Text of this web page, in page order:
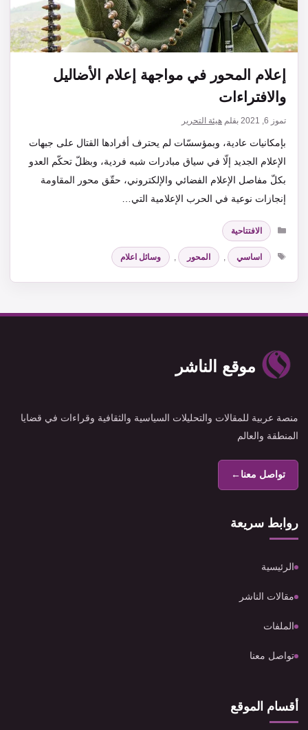
إعلام المحور في مواجهة إعلام الأضاليل
والافتراءات
تموز 6, 2021 بقلم هيئة التحرير
بإمكانيات عادية، وبمؤسسّات لم يحترف أفرادها القتال على جبهات
الإعلام الجديد إلّا في سياق مبادرات شبه فردية، وبظلّ تحكّم العدو
بكلّ مفاصل الإعلام الفضائي والإلكتروني، حقّق محور المقاومة
إنجازات نوعية في الحرب الإعلامية التي…
التصنيفات
الافتتاحية
الوسوم
اساسي المحور وسائل اعلام
موقع الناشر
منصة عربية للمقالات والتحليلات السياسية والثقافية وقراءات في قضايا
المنطقة والعالم
تواصل معنا←
روابط سريعة
الرئيسية
مقالات الناشر
الملفات
تواصل معنا
أقسام الموقع